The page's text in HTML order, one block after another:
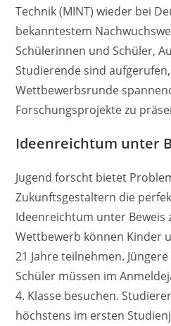
Technik (MINT) wieder bei
bekanntestem
Schülerinnen und Schüler,
Studierende sind
Wettbewerbsrunde
Forschungsprojekte zu
Ideenreichtum unter
Jugend forscht bietet
Zukunftsgestaltern die
Ideenreichtum unter Beweis
Wettbewerb können Kinder
21 Jahre teilnehmen.
Schüler müssen im
4. Klasse besuchen.
höchstens im ersten